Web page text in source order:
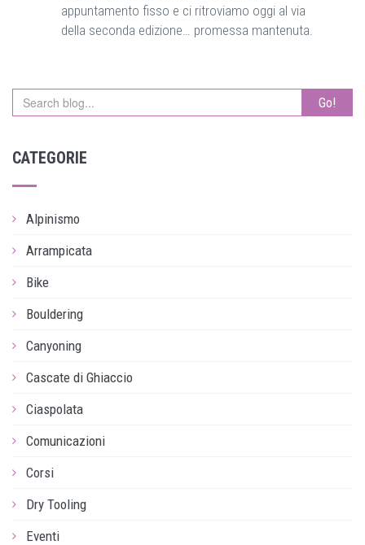
appuntamento fisso e ci ritroviamo oggi al via
della seconda edizione… promessa mantenuta.
Go!
CATEGORIE
Alpinismo
Arrampicata
Bike
Bouldering
Canyoning
Cascate di Ghiaccio
Ciaspolata
Comunicazioni
Corsi
Dry Tooling
Eventi